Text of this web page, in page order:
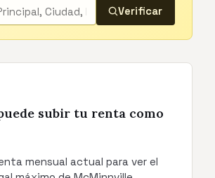
Verificar
subir tu renta como
mensual actual para ver el